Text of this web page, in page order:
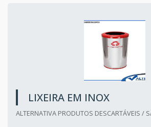
LIXEIRA EM INOX
ALTERNATIVA PRODUTOS DESCARTÁVEIS /